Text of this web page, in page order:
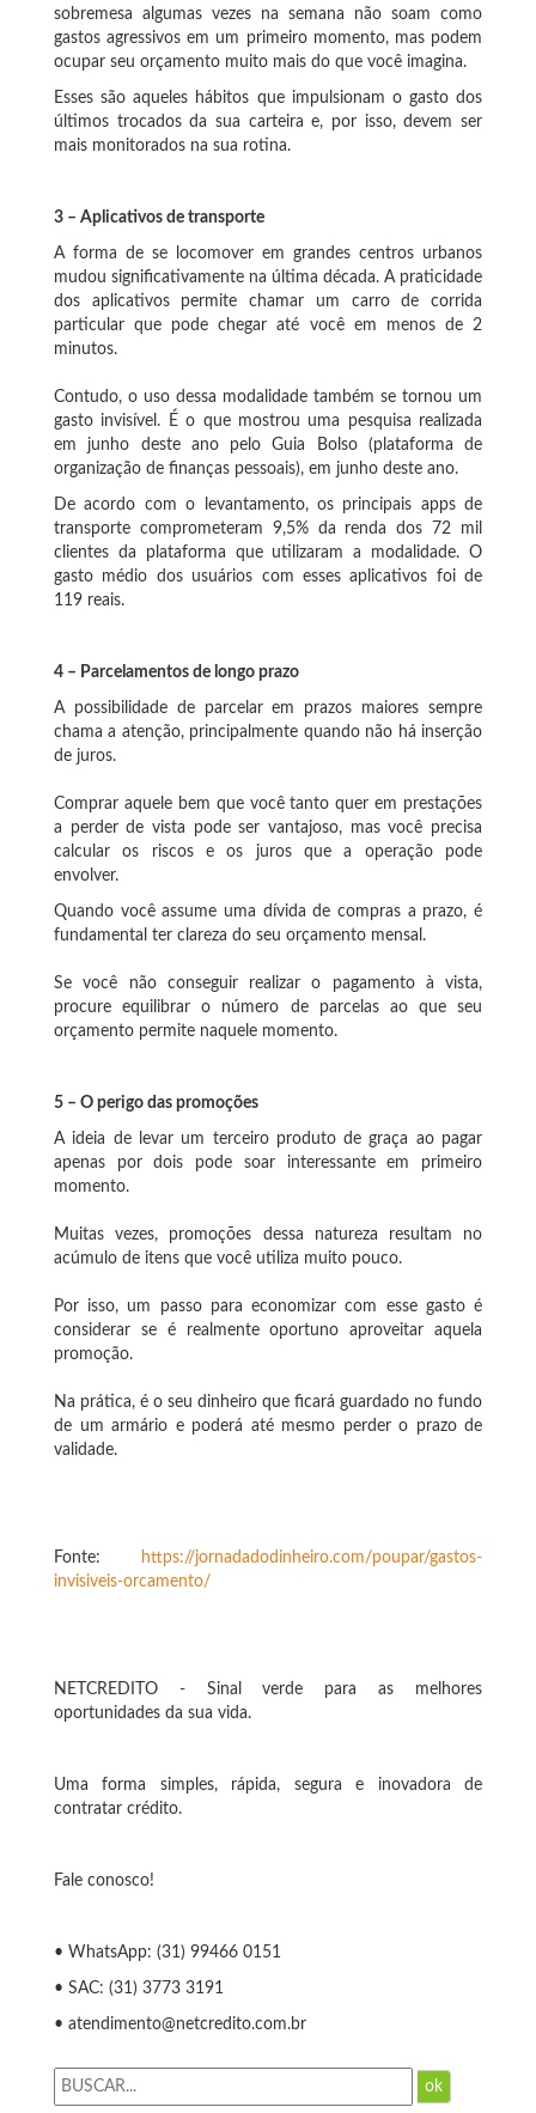
sobremesa algumas vezes na semana não soam como
gastos agressivos em um primeiro momento, mas podem
ocupar seu orçamento muito mais do que você imagina.
Esses são aqueles hábitos que impulsionam o gasto dos
últimos trocados da sua carteira e, por isso, devem ser
mais monitorados na sua rotina.
3 – Aplicativos de transporte
A forma de se locomover em grandes centros urbanos
mudou significativamente na última década. A praticidade
dos aplicativos permite chamar um carro de corrida
particular que pode chegar até você em menos de 2
minutos.
Contudo, o uso dessa modalidade também se tornou um
gasto invisível. É o que mostrou uma pesquisa realizada
em junho deste ano pelo Guia Bolso (plataforma de
organização de finanças pessoais), em junho deste ano.
De acordo com o levantamento, os principais apps de
transporte comprometeram 9,5% da renda dos 72 mil
clientes da plataforma que utilizaram a modalidade. O
gasto médio dos usuários com esses aplicativos foi de
119 reais.
4 – Parcelamentos de longo prazo
A possibilidade de parcelar em prazos maiores sempre
chama a atenção, principalmente quando não há inserção
de juros.
Comprar aquele bem que você tanto quer em prestações
a perder de vista pode ser vantajoso, mas você precisa
calcular os riscos e os juros que a operação pode
envolver.
Quando você assume uma dívida de compras a prazo, é
fundamental ter clareza do seu orçamento mensal.
Se você não conseguir realizar o pagamento à vista,
procure equilibrar o número de parcelas ao que seu
orçamento permite naquele momento.
5 – O perigo das promoções
A ideia de levar um terceiro produto de graça ao pagar
apenas por dois pode soar interessante em primeiro
momento.
Muitas vezes, promoções dessa natureza resultam no
acúmulo de itens que você utiliza muito pouco.
Por isso, um passo para economizar com esse gasto é
considerar se é realmente oportuno aproveitar aquela
promoção.
Na prática, é o seu dinheiro que ficará guardado no fundo
de um armário e poderá até mesmo perder o prazo de
validade.
Fonte:
https://jornadadodinheiro.com/poupar/gastos-
invisiveis-orcamento/
NETCREDITO - Sinal verde para as melhores
oportunidades da sua vida.
Uma forma simples, rápida, segura e inovadora de
contratar crédito.
Fale conosco!
• WhatsApp: (31) 99466 0151
• SAC: (31) 3773 3191
• atendimento@netcredito.com.br
ok